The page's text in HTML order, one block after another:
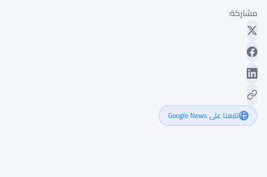
مشاركة:
تابعنا على Google News